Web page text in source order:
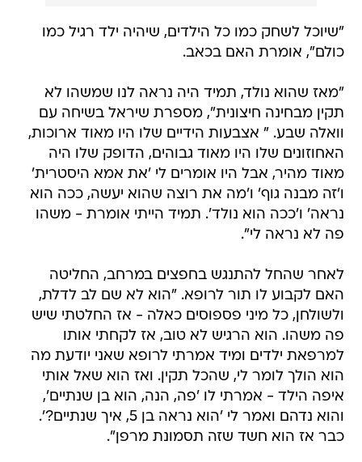
"שיוכל לשחק כמו כל הילדים, שיהיה ילד רגיל כמו
כולם", אומרת האם בכאב.
"מאז שהוא נולד, תמיד היה נראה לנו שמשהו לא
תקין מבחינה חיצונית", מספרת שיראל בשיחה עם
וואלה שבע. " אצבעות הידיים שלו היו מאוד ארוכות,
האחוזונים שלו היו מאוד גבוהים, הדופק שלו היה
מאוד מהיר, אבל היו אומרים לי 'את אמא היסטרית'
ו'זה מבנה גוף' ו'מה את רוצה שהוא יעשה, ככה הוא
נראה' ו'ככה הוא נולד'. תמיד הייתי אומרת - משהו
פה לא נראה לי".
לאחר שהחל להתנגש בחפצים במרחב, החליטה
האם לקבוע לו תור לרופא. "הוא לא שם לב לדלת,
ולשולחן, כל מיני פספוסים כאלה - אז החלטתי שיש
פה משהו. הוא הרגיש לא טוב, אז לקחתי אותו
למרפאת ילדים ומיד אמרתי לרופא שאני יודעת מה
הוא הולך לומר לי, שהכל תקין. ואז הוא שאל אותי
איפה הילד - אמרתי לו 'פה, הנה, הוא בן שנתיים',
והוא נדהם ואמר לי 'הוא נראה בן 5, איך שנתיים?'.
כבר אז הוא חשד שזה תסמונת מרפן".